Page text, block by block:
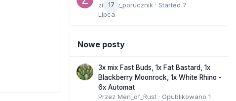
17
zielony_porucznik · Started 7
Lipca
Nowe posty
3x mix Fast Buds, 1x Fat Bastard, 1x
Blackberry Moonrock, 1x White Rhino -
6x Automat
Przez Men_of_Rust · Opublikowano 1